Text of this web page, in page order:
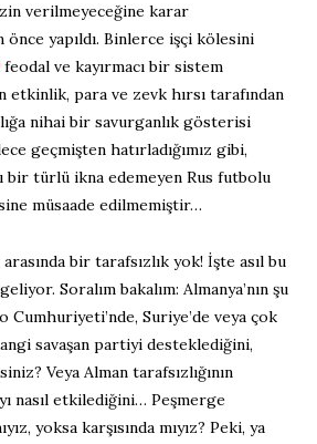
verilmeyeceğine karar
yapıldı. Binlerce işçi kölesini
feodal ve kayırmacı bir sistem
etkinlik, para ve zevk hırsı tarafından
nihai bir savurganlık gösterisi
geçmişten hatırladığımız gibi,
bir türlü ikna edemeyen Rus futbolu
müsaade edilmemiştir…
bir tarafsızlık yok! İşte asıl bu
Soralım bakalım: Almanya’nın şu
Cumhuriyeti’nde, Suriye’de veya çok
savaşan partiyi desteklediğini,
Veya Alman tarafsızlığının
nasıl etkilediğini… Peşmerge
yoksa karşısında mıyız? Peki, ya